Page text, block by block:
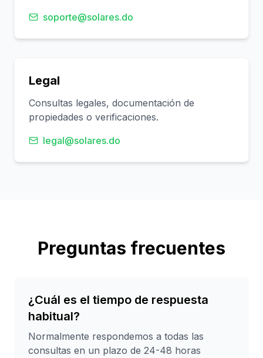
soporte@solares.do
Legal
Consultas legales, documentación de
propiedades o verificaciones.
legal@solares.do
Preguntas frecuentes
¿Cuál es el tiempo de respuesta
habitual?
Normalmente respondemos a todas las
consultas en un plazo de 24-48 horas